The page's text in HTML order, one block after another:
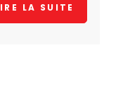
LA SUITE